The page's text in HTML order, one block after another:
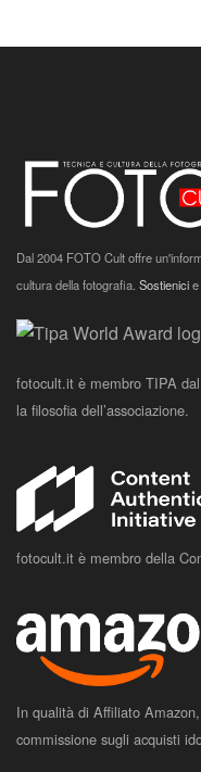
Dal 2004 FOTO Cult offre
cultura della fotografia. Sostienici
fotocult.it è membro TIPA
la filosofia dell’associazione.
fotocult.it è membro della
In qualità di Affiliato
commissione sugli acquisti